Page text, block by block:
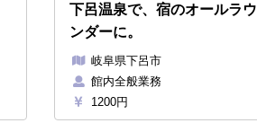
下呂温泉で、宿のオールラウ
ンダーに。
岐阜県下呂市
館内全般業務
1200円